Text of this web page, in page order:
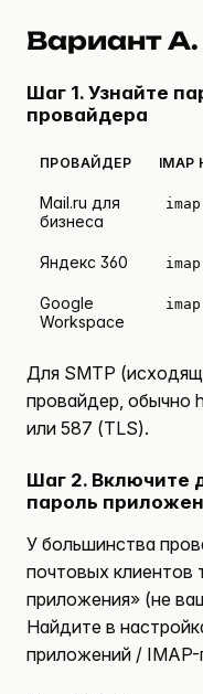
Вариант
Шаг 1. Узнайте
провайдера
ПРОВАЙДЕР IMAP
Mail.ru для
бизнеса
Яндекс 360
Google
Workspace
Для SMTP
провайдер, обычно
или 587 (TLS).
Шаг 2. Включите
пароль
У большинства
почтовых клиентов
приложения» (не
Найдите в
приложений / IMAP-